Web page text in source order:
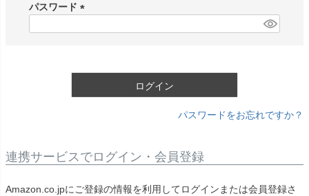
)
パスワード
ログイン
パスワードをお忘れですか？
連携サービスでログイン・会員登録
Amazon.co.jpにご登録の情報を利用してログインまたは会員登録さ